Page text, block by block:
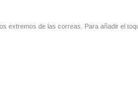
de las correas. Para añadir el